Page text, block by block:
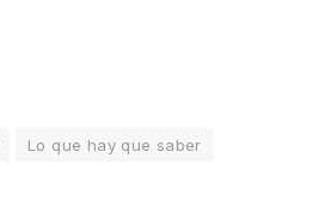
Lo que hay que saber